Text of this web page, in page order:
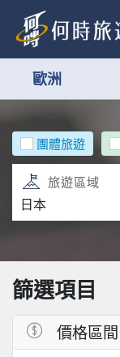
歐洲
團體旅遊
旅遊區域
篩選項目
價格區間